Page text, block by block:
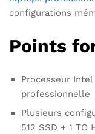
configurations
Points
Processeur
professionnelle
Plusieurs
512 SSD + 1 TO